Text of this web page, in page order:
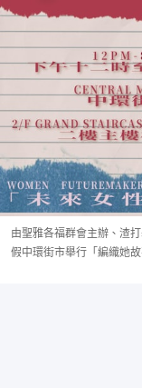
由聖雅各福群會主辦、渣
假中環街市舉行「編織她